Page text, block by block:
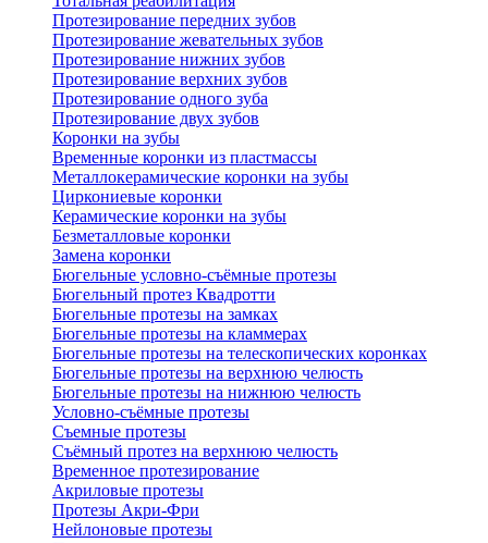
Протезирование передних зубов
Протезирование жевательных зубов
Протезирование нижних зубов
Протезирование верхних зубов
Протезирование одного зуба
Протезирование двух зубов
Коронки на зубы
Временные коронки из пластмассы
Металлокерамические коронки на зубы
Циркониевые коронки
Керамические коронки на зубы
Безметалловые коронки
Замена коронки
Бюгельные условно-съёмные протезы
Бюгельный протез Квадротти
Бюгельные протезы на замках
Бюгельные протезы на кламмерах
Бюгельные протезы на телескопических коронках
Бюгельные протезы на верхнюю челюсть
Бюгельные протезы на нижнюю челюсть
Условно-съёмные протезы
Съемные протезы
Съёмный протез на верхнюю челюсть
Временное протезирование
Акриловые протезы
Протезы Акри-Фри
Нейлоновые протезы